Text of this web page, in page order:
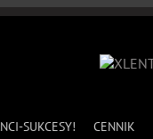
SUKCESY! CENNIK